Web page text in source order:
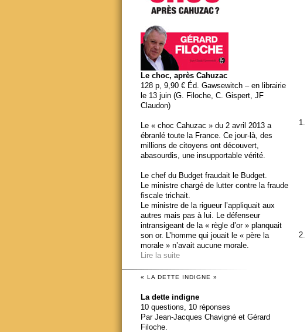
Le choc, après Cahuzac
128 p, 9,90 € Éd. Gawsewitch – en librairie
le 13 juin (G. Filoche, C. Gispert, JF
Claudon)
Le « choc Cahuzac » du 2 avril 2013 a
ébranlé toute la France. Ce jour-là, des
millions de citoyens ont découvert,
abasourdis, une insupportable vérité.
Le chef du Budget fraudait le Budget.
Le ministre chargé de lutter contre la fraude
fiscale trichait.
Le ministre de la rigueur l’appliquait aux
autres mais pas à lui. Le défenseur
intransigeant de la « règle d’or » planquait
son or. L’homme qui jouait le « père la
morale » n’avait aucune morale.
Lire la suite
« LA DETTE INDIGNE »
La dette indigne
10 questions, 10 réponses
Par Jean-Jacques Chavigné et Gérard
Filoche.